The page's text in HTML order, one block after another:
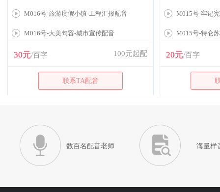
M016号-旅游度假小镇-工程汇报配音
M016号-大美句容-城市宣传配音
30元/百字 100元起配
联系TA配音
M015号-牢记
M015号-特仑
20元/百字
数百名配音老师 海量样